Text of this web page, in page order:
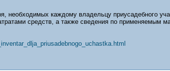
необходимых каждому владельцу приусадебного
средств, а также сведения по применяемым